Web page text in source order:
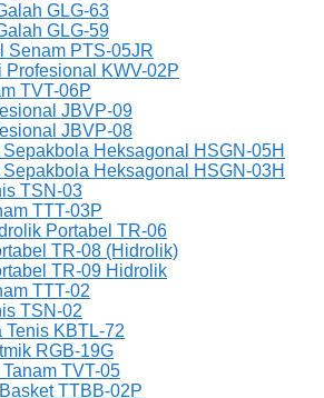
GLG-63
GLG-59
Senam PTS-05JR
Profesional KWV-02P
TVT-06P
JBVP-09
JBVP-08
Heksagonal HSGN-05H
Heksagonal HSGN-03H
TSN-03
TTT-03P
Portabel TR-06
TR-08 (Hidrolik)
TR-09 Hidrolik
TTT-02
TSN-02
Tenis KBTL-72
RGB-19G
TVT-05
TTBB-02P